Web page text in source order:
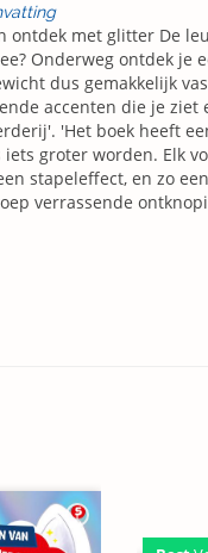
ontdek met glitter De
Onderweg ontdek je
dus gemakkelijk
accenten die je ziet
'Het boek heeft
iets groter worden. Elk
stapeleffect, en zo
verrassende